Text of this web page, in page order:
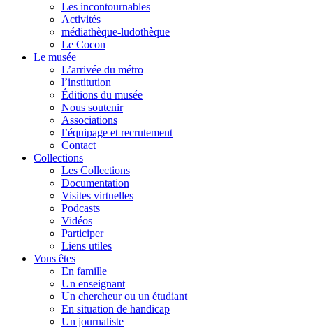
Les incontournables
Activités
médiathèque-ludothèque
Le Cocon
Le musée
L’arrivée du métro
l’institution
Éditions du musée
Nous soutenir
Associations
l’équipage et recrutement
Contact
Collections
Les Collections
Documentation
Visites virtuelles
Podcasts
Vidéos
Participer
Liens utiles
Vous êtes
En famille
Un enseignant
Un chercheur ou un étudiant
En situation de handicap
Un journaliste